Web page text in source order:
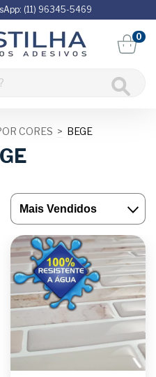
(11) 96345-5469
0
CORES > BEGE